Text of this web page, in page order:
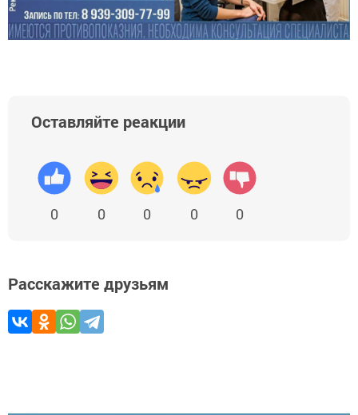
Оставляйте реакции
0 0 0 0 0
Расскажите друзьям